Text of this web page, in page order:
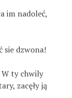
im nadoleć,
sie dzwona!
W ty chwily
zacęły ją